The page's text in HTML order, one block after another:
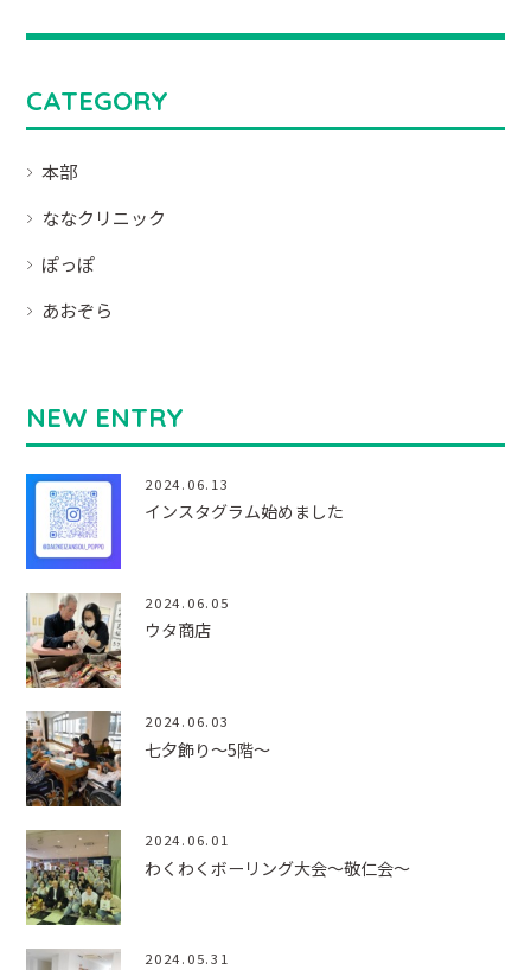
CATEGORY
本部
ななクリニック
ぽっぽ
あおぞら
NEW ENTRY
2024.06.13
インスタグラム始めました
2024.06.05
ウタ商店
2024.06.03
七夕飾り～5階～
2024.06.01
わくわくボーリング大会～敬仁会～
2024.05.31